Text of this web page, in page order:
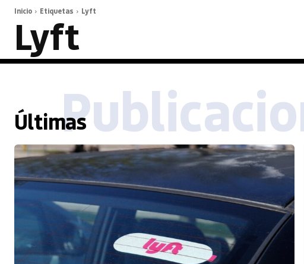
Inicio Etiquetas Lyft
Lyft
Últimas